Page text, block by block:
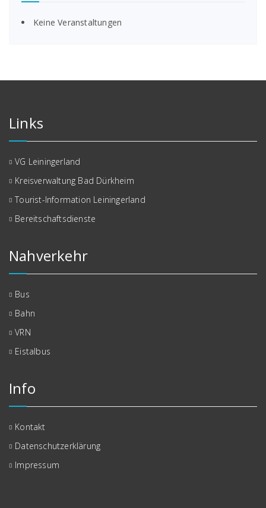
Keine Veranstaltungen
Links
VG Leiningerland
Kreisverwaltung Bad Dürkheim
Tourist-Information Leiningerland
Bereitschaftsdienste
Nahverkehr
Bus
Bahn
VRN
Eistalbus
Info
Kontakt
Datenschutzerklärung
Impressum